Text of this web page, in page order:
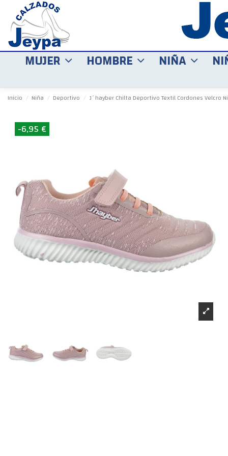
MUJER HOMBRE NIÑA
Inicio Niña Deportivo J´hayber Chilta Deportivo Textil Cordones Velcro
-6,95 €